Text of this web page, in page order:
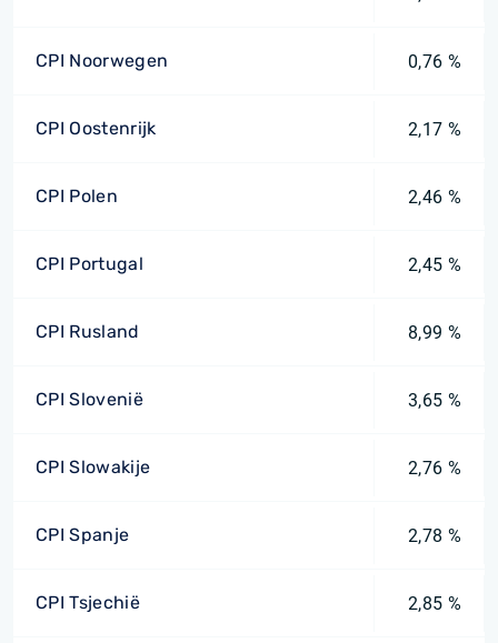
CPI Noorwegen 0,76 %
CPI Oostenrijk 2,17 %
CPI Polen 2,46 %
CPI Portugal 2,45 %
CPI Rusland 8,99 %
CPI Slovenië 3,65 %
CPI Slowakije 2,76 %
CPI Spanje 2,78 %
CPI Tsjechië 2,85 %